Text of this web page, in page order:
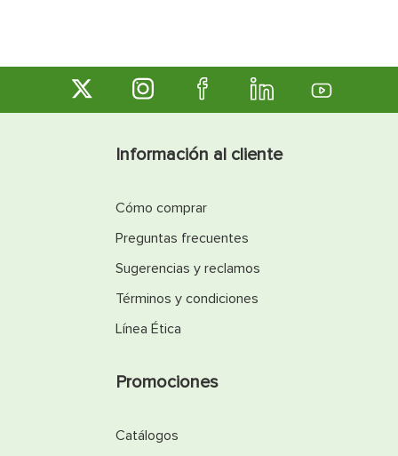
Información al cliente
Cómo comprar
Preguntas frecuentes
Sugerencias y reclamos
Términos y condiciones
Línea Ética
Promociones
Catálogos